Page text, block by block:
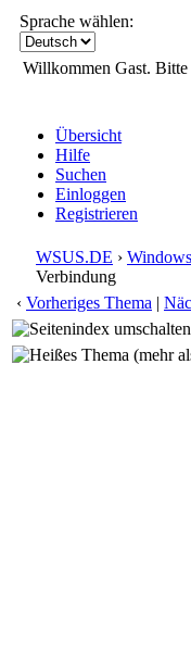
Sprache wählen:
Willkommen Gast. Bitte
Übersicht
Hilfe
Suchen
Einloggen
Registrieren
WSUS.DE ›
Verbindung
‹ Vorheriges Thema |